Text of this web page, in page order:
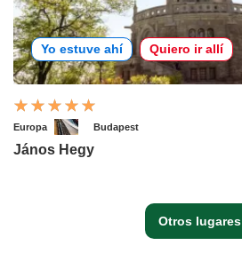
Yo estuve ahí Quiero ir allí
Europa Budapest
János Hegy
Otros lugares